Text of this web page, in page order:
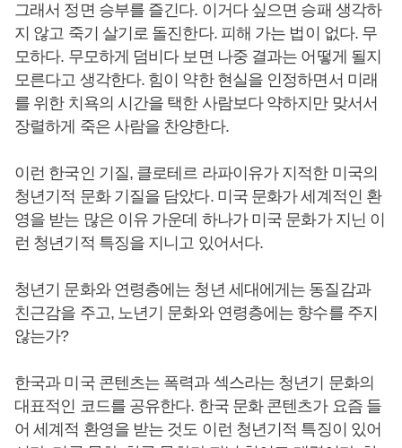
그래서 정면 승부를 즐긴다. 이거다 싶으면 승패 생각하
지 않고 죽기 살기로 돌진한다. 피해 가는 법이 없다. 무
모하다. 무모하게 덤비다 보면 나중 결과는 어떻게 될지
모른다고 생각한다. 힘이 약한 현실을 인정하면서 미래
를 위한 치욕의 시간을 택한 사람보다 약하지만 맞서서
장렬하게 죽은 사람을 찬양한다.
이런 한국인 기질, 클로테르 라파이유가 지적한 미국의
청년기적 문화 기질을 담았다. 미국 문화가 세계적인 환
영을 받는 많은 이유 가운데 하나가 미국 문화가 지닌 이
런 청년기적 특징을 지니고 있어서다.
청년기 문화와 연령층에는 청년 세대에게는 동질감과
친근감을 주고, 노년기 문화와 연령층에는 향수를 주지
않는가?
한국과 미국 콘텐츠는 폭력과 섹스라는 청년기 문화의
대표적인 코드를 공유한다. 한국 문화 콘텐츠가 요즘 들
어 세계적 환영을 받는 것도 이런 청년기적 특징이 있어